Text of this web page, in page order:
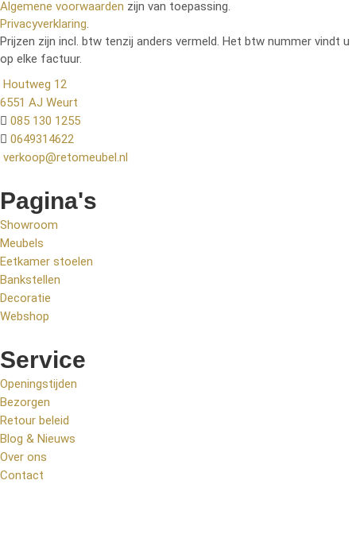
Algemene voorwaarden zijn van toepassing.
Privacyverklaring.
Prijzen zijn incl. btw tenzij anders vermeld. Het btw nummer vindt u
op elke factuur.
Houtweg 12
6551 AJ Weurt
085 130 1255
0649314622
verkoop@retomeubel.nl
Pagina's
Showroom
Meubels
Eetkamer stoelen
Bankstellen
Decoratie
Webshop
Service
Openingstijden
Bezorgen
Retour beleid
Blog & Nieuws
Over ons
Contact